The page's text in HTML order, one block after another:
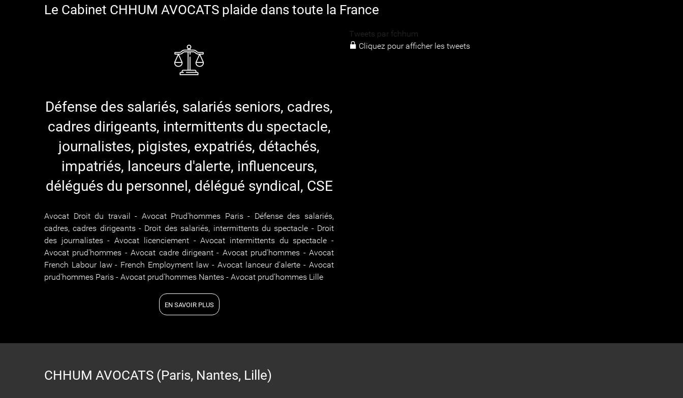
Le Cabinet CHHUM AVOCATS plaide dans toute la France
Défense des salariés, salariés seniors, cadres,
cadres dirigeants, intermittents du spectacle,
journalistes, pigistes, expatriés, détachés,
impatriés, lanceurs d'alerte, influenceurs,
délégués du personnel, délégué syndical, CSE
Avocat Droit du travail - Avocat Prud'hommes Paris - Défense des salariés,
cadres, cadres dirigeants - Droit des salariés, intermittents du spectacle - Droit
des journalistes - Avocat licenciement - Avocat intermittents du spectacle -
Avocat prud'hommes - Avocat cadre dirigeant - Avocat prud'hommes - Avocat
French Labour law - French Employment law - Avocat lanceur d'alerte - Avocat
prud'hommes Paris - Avocat prud'hommes Nantes - Avocat prud'hommes Lille
EN SAVOIR PLUS
Tweets par fchhum
Cliquez pour afficher les tweets
CHHUM AVOCATS (Paris, Nantes, Lille)